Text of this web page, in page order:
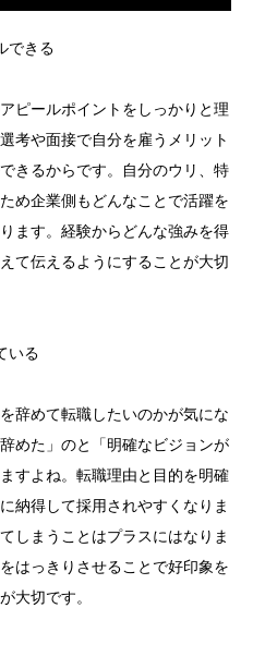
できる
ピールポイントをしっかりと理
考や面接で自分を雇うメリット
きるからです。自分のウリ、特
め企業側もどんなことで活躍を
ます。経験からどんな強みを得
て伝えるようにすることが大切
いる
辞めて転職したいのかが気にな
めた」のと「明確なビジョンが
すよね。転職理由と目的を明確
納得して採用されやすくなりま
しまうことはプラスにはなりま
はっきりさせることで好印象を
大切です。